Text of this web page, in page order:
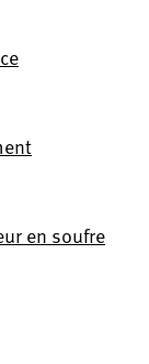
en soufre